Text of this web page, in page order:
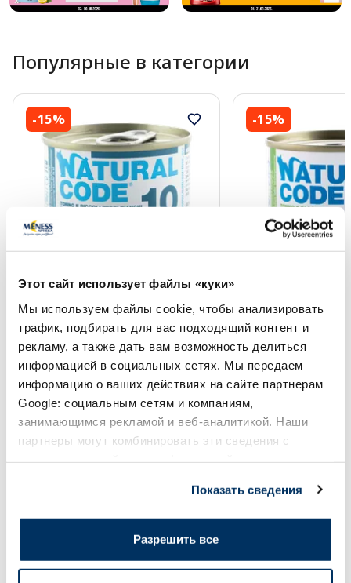
Этот сайт использует файлы «куки»
Мы используем файлы cookie, чтобы анализировать
трафик, подбирать для вас подходящий контент и
рекламу, а также дать вам возможность делиться
информацией в социальных сетях. Мы передаем
информацию о ваших действиях на сайте партнерам
Google: социальным сетям и компаниям,
занимающимся рекламой и веб-аналитикой. Наши
партнеры могут комбинировать эти сведения с
Показать сведения
Разрешить все
Популярные в категории
-15%
Купи 4, получи −20%
Белая Рыба консервы для кошек,
85 г
2.13 € 2.51 €
В корзину
Регулярная цена: 2.51 €
-15%
Купи 4, получи −20%
2.13 € 2.51 €
В
Регулярная цена: 2.51 €
Page 1 of 10
Более...
-60% -60%